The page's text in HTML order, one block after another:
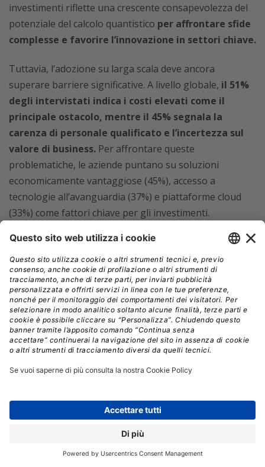
investimenti riflette una crescente consapevolezza del
potenziale del calcolo quantistico per affrontare sfide
complesse e favorire l’innovazione in settori chiave.
Tuttavia, l’adozione su larga scala deve ancora
superare barriere significative. A livello globale, il 51%
degli intervistati indica i costi elevati come il
principale ostacolo, mentre il 45% segnala la
carenza di personale qualificato e l’incertezza sul
valore di business. Per affrontare queste
problematiche, le aziende puntano su soluzioni
economicamente vantaggiose (45%), accesso a
tecnologie all’avanguardia (37%) e piattaforme cloud
(33%) come fattori chiave per gli investimenti.
In Italia,le sfide principali includono l’accesso
limitato all’hardware quantistico (58%), il costo
elevato e l’immaturità degli algoritmi quantistici (46%).
La prontezza tecnologica è un altro ostacolo
significativo, indicato dal 38% degli esperti, mentre
l’integrazione con i sistemi esistenti e il valore di
business incerto preoccupano il 31% degli intervistati.
La carenza di forza lavoro qualificata, sebbene meno
rilevante rispetto ad altri fattori, viene segnalata dal
Tommaso Macrì,
Executive Account Manager di QuEra
Computing, ha sottolineato come